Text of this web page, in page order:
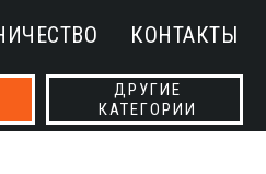
КОНТАКТЫ
ДРУГИЕ
КАТЕГОРИИ